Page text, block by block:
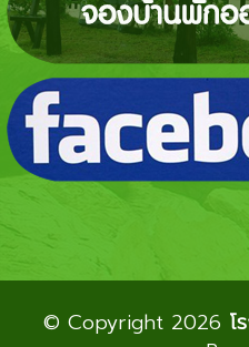
© Copyright 2026 โ